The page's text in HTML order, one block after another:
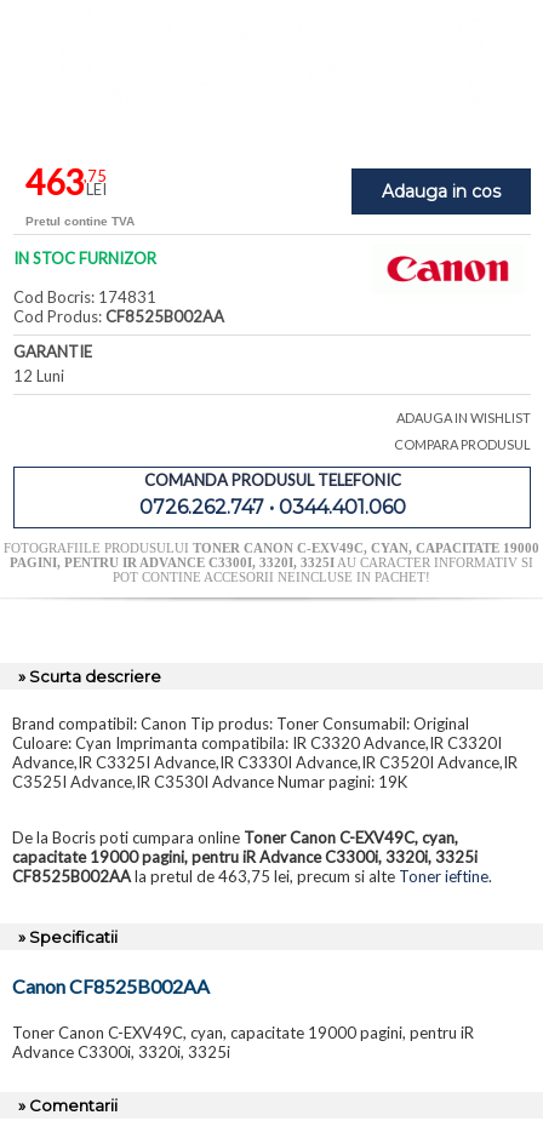
Adauga in cos
463,75
LEI
Pretul contine TVA
IN STOC FURNIZOR
Cod Bocris: 174831
Cod Produs:CF8525B002AA
GARANTIE
12 Luni
ADAUGA IN WISHLIST
COMPARA PRODUSUL
COMANDA PRODUSUL TELEFONIC
0726.262.747 • 0344.401.060
FOTOGRAFIILE PRODUSULUI TONER CANON C-EXV49C, CYAN, CAPACITATE 19000
PAGINI, PENTRU IR ADVANCE C3300I, 3320I, 3325IAU CARACTER INFORMATIV SI
POT CONTINE ACCESORII NEINCLUSE IN PACHET!
» Scurta descriere
Brand compatibil: Canon Tip produs: Toner Consumabil: Original
Culoare: Cyan Imprimanta compatibila: IR C3320 Advance,IR C3320I
Advance,IR C3325I Advance,IR C3330I Advance,IR C3520I Advance,IR
C3525I Advance,IR C3530I Advance Numar pagini: 19K
De la Bocris poti cumpara online Toner Canon C-EXV49C, cyan,
capacitate 19000 pagini, pentru iR Advance C3300i, 3320i, 3325i
CF8525B002AAla pretul de 463,75 lei, precum si alte Toner ieftine.
» Specificatii
Canon CF8525B002AA
Toner Canon C-EXV49C, cyan, capacitate 19000 pagini, pentru iR
Advance C3300i, 3320i, 3325i
» Comentarii